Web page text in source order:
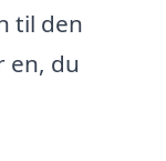
til den
en, du